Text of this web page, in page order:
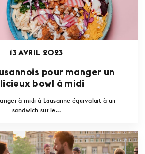
13 AVRIL 2023
pour manger un
bowl à midi
à midi à Lausanne équivalait à un
sandwich sur le...